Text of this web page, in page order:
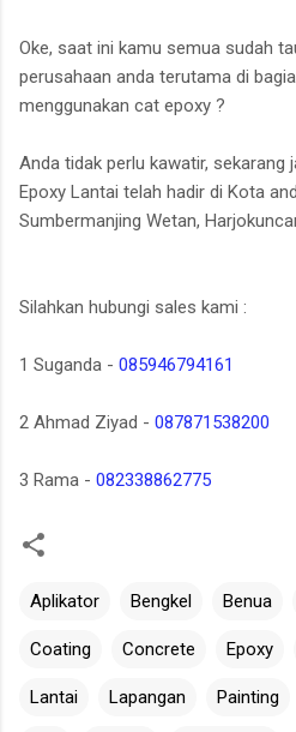
Oke, saat ini kamu semua sudah
perusahaan anda terutama di
menggunakan cat epoxy ?
Anda tidak perlu kawatir, sekarang
Epoxy Lantai telah hadir di Kota
Sumbermanjing Wetan,
Silahkan hubungi sales kami :
1 Suganda - 085946794161
2 Ahmad Ziyad - 087871538200
3 Rama - 082338862775
Aplikator Bengkel Benua
Coating Concrete Epoxy
Lantai Lapangan Painting